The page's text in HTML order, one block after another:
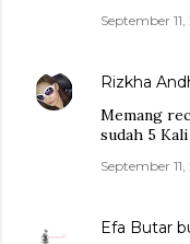
September
Rizkha
Memang
sudah 5
September
Efa Butar